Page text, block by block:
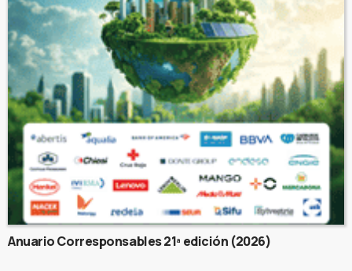
Anuario Corresponsables 21ª edición (2026)